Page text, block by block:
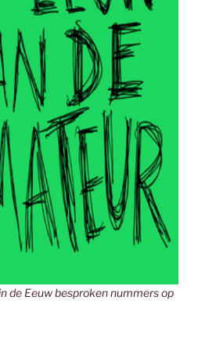
de Eeuw besproken nummers op